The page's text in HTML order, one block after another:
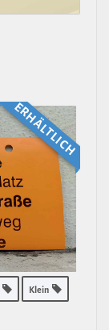
ERHÄLT­LICH
Klein